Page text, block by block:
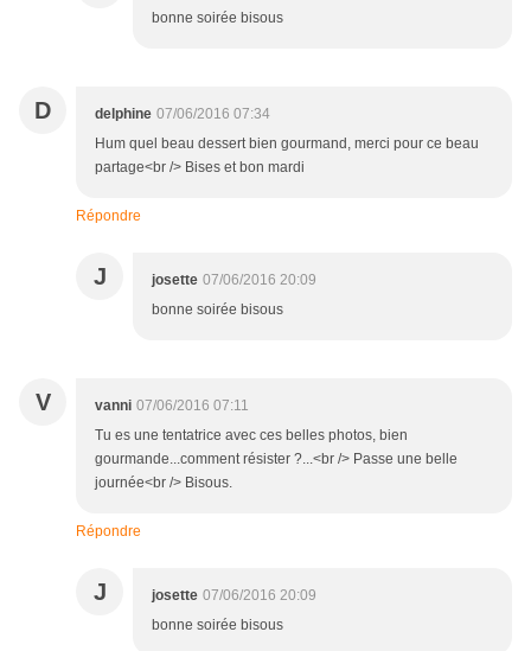
bonne soirée bisous
D delphine 07/06/2016 07:34
Hum quel beau dessert bien gourmand, merci pour ce beau
partage<br /> Bises et bon mardi
Répondre
J josette 07/06/2016 20:09
bonne soirée bisous
V vanni 07/06/2016 07:11
Tu es une tentatrice avec ces belles photos, bien
gourmande...comment résister ?...<br /> Passe une belle
journée<br /> Bisous.
Répondre
J josette 07/06/2016 20:09
bonne soirée bisous